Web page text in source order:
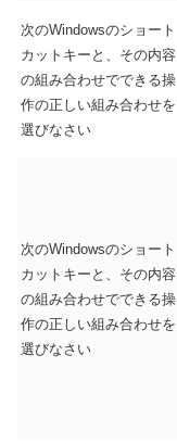
次のWindowsのショート
カットキーと、その内容
の組み合わせでできる操
作の正しい組み合わせを
選びなさい
次のWindowsのショート
カットキーと、その内容
の組み合わせでできる操
作の正しい組み合わせを
選びなさい